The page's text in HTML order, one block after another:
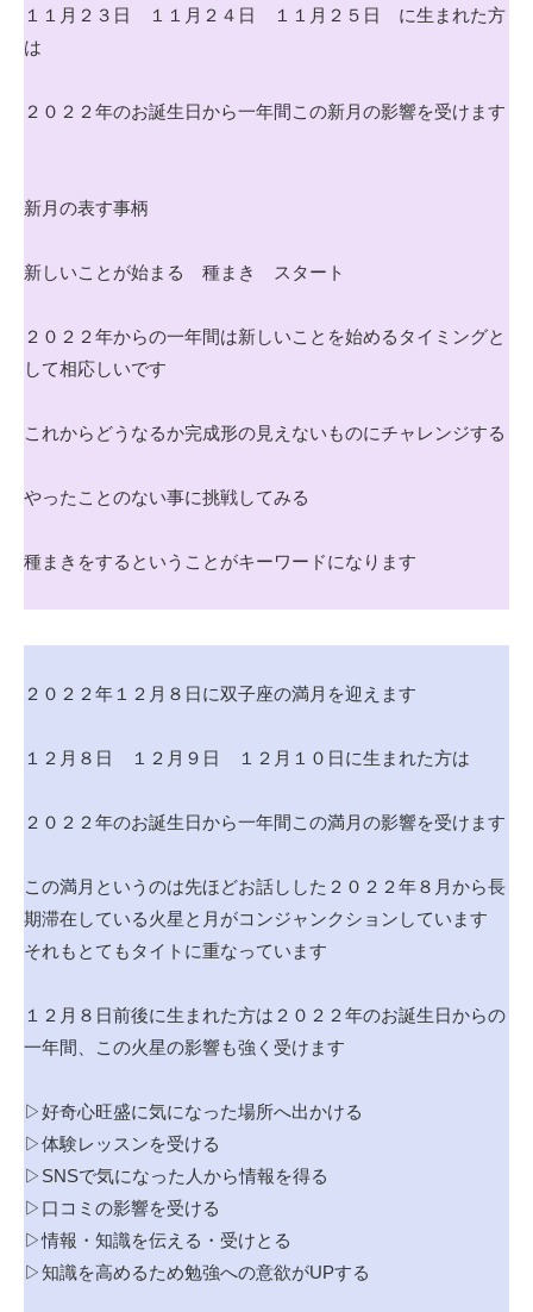
１１月２３日 １１月２４日 １１月２５日 に生まれた方
は
２０２２年のお誕生日から一年間この新月の影響を受けます
新月の表す事柄
新しいことが始まる 種まき スタート
２０２２年からの一年間は新しいことを始めるタイミングと
して相応しいです
これからどうなるか完成形の見えないものにチャレンジする
やったことのない事に挑戦してみる
種まきをするということがキーワードになります
２０２２年１２月８日に双子座の満月を迎えます
１２月８日 １２月９日 １２月１０日に生まれた方は
２０２２年のお誕生日から一年間この満月の影響を受けます
この満月というのは先ほどお話しした２０２２年８月から長
期滞在している火星と月がコンジャンクションしています
それもとてもタイトに重なっています
１２月８日前後に生まれた方は２０２２年のお誕生日からの
一年間、この火星の影響も強く受けます
▷好奇心旺盛に気になった場所へ出かける
▷体験レッスンを受ける
▷SNSで気になった人から情報を得る
▷口コミの影響を受ける
▷情報・知識を伝える・受けとる
▷知識を高めるため勉強への意欲がUPする